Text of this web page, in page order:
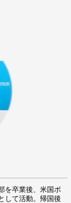
を卒業後、米国ボ
して活動。帰国後